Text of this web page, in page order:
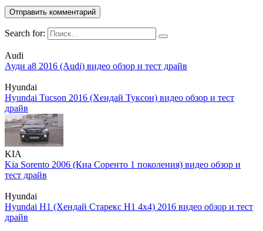
Search for:
Audi
Ауди а8 2016 (Audi) видео обзор и тест драйв
Hyundai
Hyundai Tucson 2016 (Хендай Туксон) видео обзор и тест
драйв
KIA
Kia Sorento 2006 (Киа Соренто 1 поколения) видео обзор и
тест драйв
Hyundai
Hyundai H1 (Хендай Старекс Н1 4х4) 2016 видео обзор и тест
драйв